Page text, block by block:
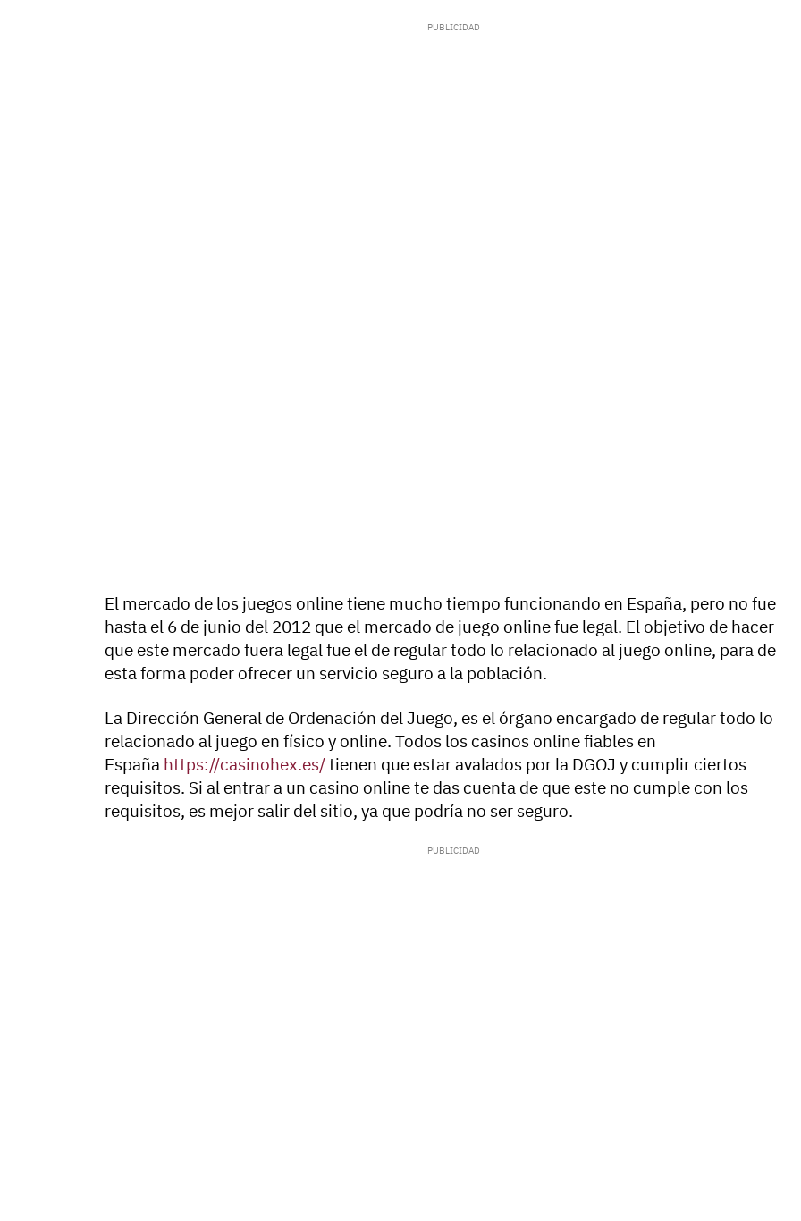
El mercado de los juegos online tiene mucho tiempo funcionando en España, pero no fue
hasta el 6 de junio del 2012 que el mercado de juego online fue legal. El objetivo de hacer
que este mercado fuera legal fue el de regular todo lo relacionado al juego online, para de
esta forma poder ofrecer un servicio seguro a la población.
La Dirección General de Ordenación del Juego, es el órgano encargado de regular todo lo
relacionado al juego en físico y online. Todos los casinos online fiables en
España https://casinohex.es/tienen que estar avalados por la DGOJ y cumplir ciertos
requisitos. Si al entrar a un casino online te das cuenta de que este no cumple con los
requisitos, es mejor salir del sitio, ya que podría no ser seguro.